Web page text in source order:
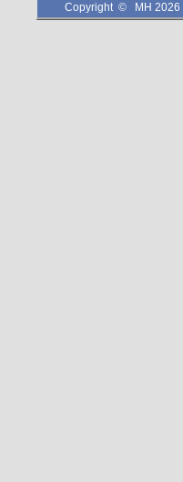
Copyright © MH 2026